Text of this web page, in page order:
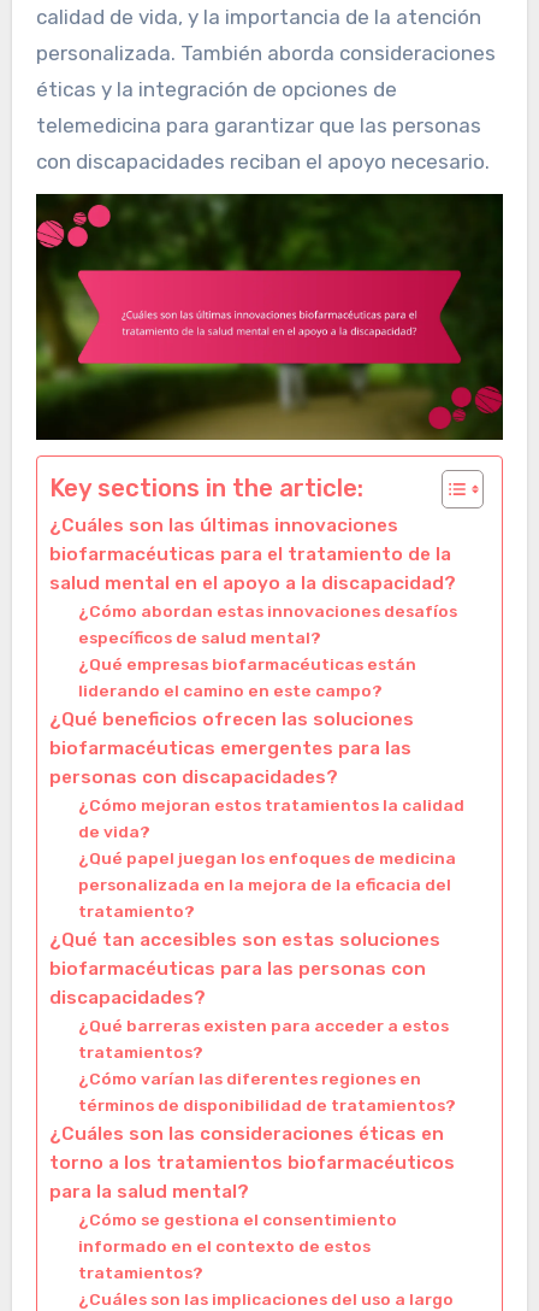
calidad de vida, y la importancia de la atención
personalizada. También aborda consideraciones
éticas y la integración de opciones de
telemedicina para garantizar que las personas
con discapacidades reciban el apoyo necesario.
Key sections in the article:
¿Cuáles son las últimas innovaciones
biofarmacéuticas para el tratamiento de la
salud mental en el apoyo a la discapacidad?
¿Cómo abordan estas innovaciones desafíos
específicos de salud mental?
¿Qué empresas biofarmacéuticas están
liderando el camino en este campo?
¿Qué beneficios ofrecen las soluciones
biofarmacéuticas emergentes para las
personas con discapacidades?
¿Cómo mejoran estos tratamientos la calidad
de vida?
¿Qué papel juegan los enfoques de medicina
personalizada en la mejora de la eficacia del
tratamiento?
¿Qué tan accesibles son estas soluciones
biofarmacéuticas para las personas con
discapacidades?
¿Qué barreras existen para acceder a estos
tratamientos?
¿Cómo varían las diferentes regiones en
términos de disponibilidad de tratamientos?
¿Cuáles son las consideraciones éticas en
torno a los tratamientos biofarmacéuticos
para la salud mental?
¿Cómo se gestiona el consentimiento
informado en el contexto de estos
tratamientos?
¿Cuáles son las implicaciones del uso a largo